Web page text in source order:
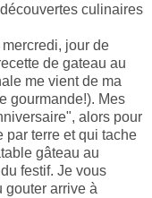
culinaires
jour de
de gateau au
me vient de ma
gourmande!). Mes
alors pour
par terre et qui tache
gâteau au
festif. Je vous
gouter arrive à